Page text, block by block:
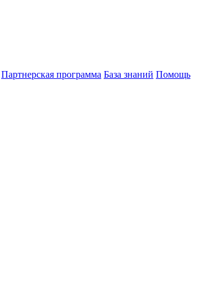
Партнерская программа База знаний Помощь